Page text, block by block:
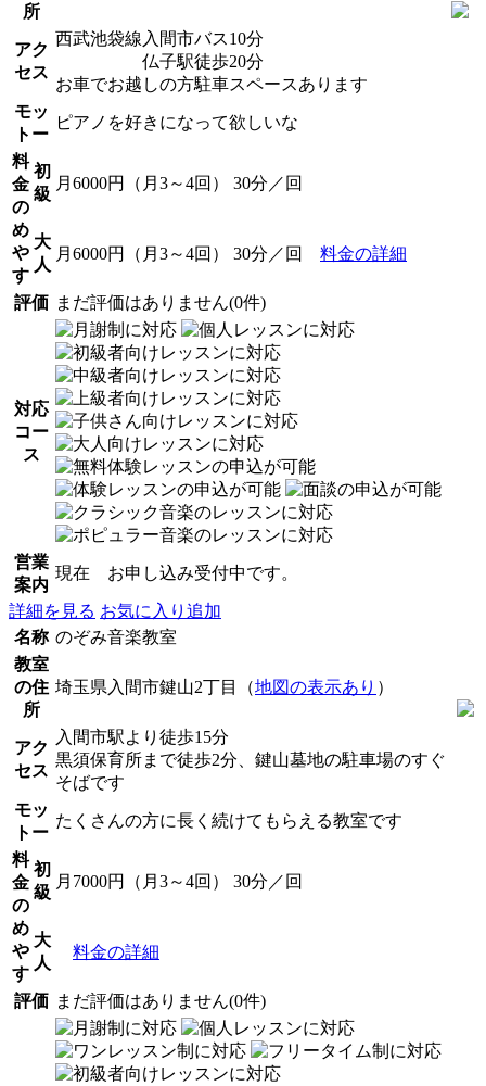
所
アク
セス
西武池袋線入間市バス10分
仏子駅徒歩20分
お車でお越しの方駐車スペースあります
モッ
トー
ピアノを好きになって欲しいな
料
金
の
め
や
す
初
級
月6000円（月3～4回） 30分／回
大
人
月6000円（月3～4回） 30分／回 料金の詳細
評価 まだ評価はありません(0件)
対応
コー
ス
営業
案内
現在 お申し込み受付中です。
詳細を見る お気に入り追加
名称 のぞみ音楽教室
教室
の住
所
埼玉県入間市鍵山2丁目（地図の表示あり ）
アク
セス
入間市駅より徒歩15分
黒須保育所まで徒歩2分、鍵山墓地の駐車場のすぐ
そばです
モッ
トー
たくさんの方に長く続けてもらえる教室です
料
金
の
め
や
す
初
級
月7000円（月3～4回） 30分／回
大
人
料金の詳細
評価 まだ評価はありません(0件)